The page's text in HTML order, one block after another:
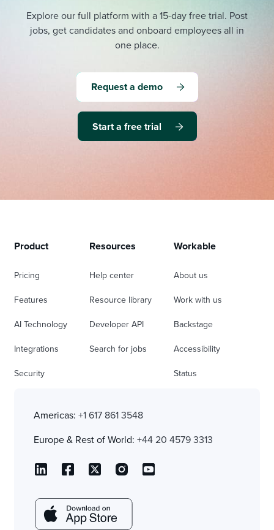
Explore our full platform with a 15-day free trial. Post
jobs, get candidates and onboard employees all in
one place.
Request a demo
Start a free trial
Product
Pricing
Features
AI Technology
Integrations
Security
Resources
Help center
Resource library
Developer API
Search for jobs
Workable
About us
Work with us
Backstage
Accessibility
Status
Americas: +1 617 861 3548
Europe & Rest of World: +44 20 4579 3313